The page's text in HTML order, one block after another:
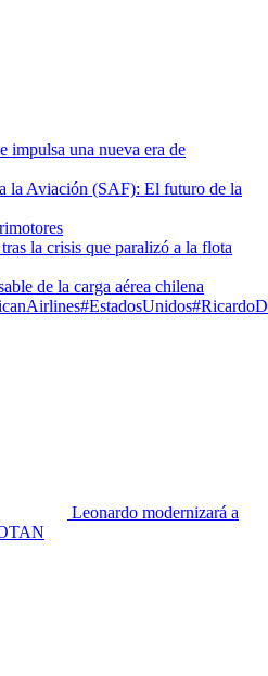
impulsa una nueva era de
la Aviación (SAF): El futuro de la
la crisis que paralizó a la flota
de la carga aérea chilena
#EstadosUnidos
Leonardo modernizará a